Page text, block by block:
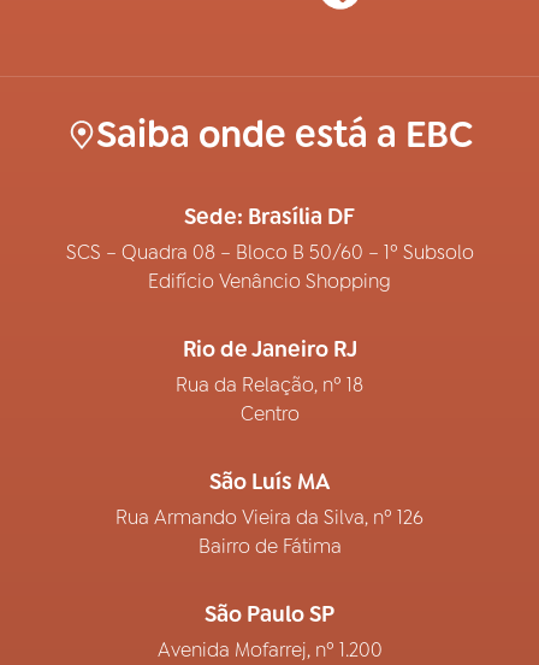
Saiba onde está a EBC
Sede: Brasília DF
SCS – Quadra 08 – Bloco B 50/60 – 1º Subsolo
Edifício Venâncio Shopping
Rio de Janeiro RJ
Rua da Relação, nº 18
Centro
São Luís MA
Rua Armando Vieira da Silva, nº 126
Bairro de Fátima
São Paulo SP
Avenida Mofarrej, nº 1.200